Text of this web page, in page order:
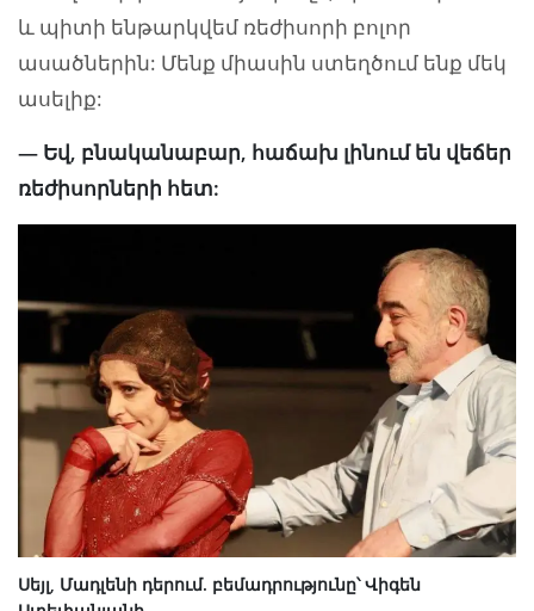
և պիտի ենթարկվեմ ռեժիսորի բոլոր
ասածներին: Մենք միասին ստեղծում ենք մեկ
ասելիք:
— Եվ, բնականաբար, հաճախ լինում են վեճեր
ռեժիսորների հետ:
Սեյլ, Մադլենի դերում. բեմադրությունը՝ Վիգեն